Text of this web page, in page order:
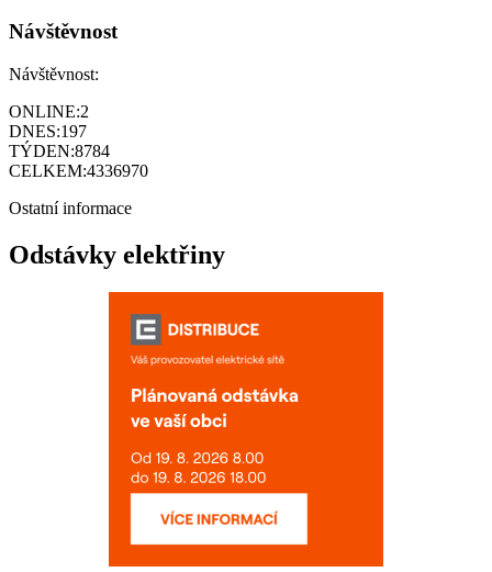
Návštěvnost
Návštěvnost:
ONLINE:2
DNES:197
TÝDEN:8784
CELKEM:4336970
Ostatní informace
Odstávky elektřiny